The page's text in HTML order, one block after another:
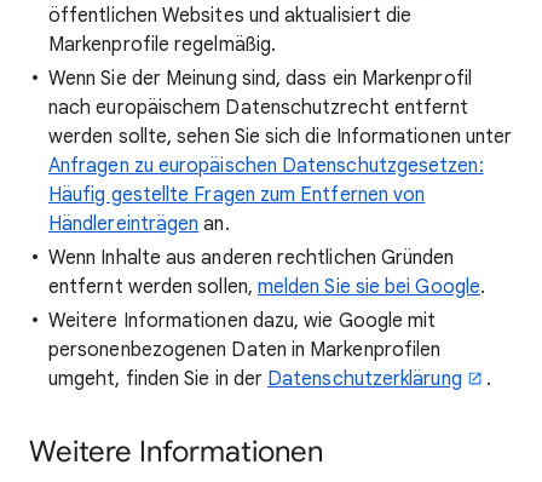
öffentlichen Websites und aktualisiert die
Markenprofile regelmäßig.
Wenn Sie der Meinung sind, dass ein Markenprofil
nach europäischem Datenschutzrecht entfernt
werden sollte, sehen Sie sich die Informationen unter
Anfragen zu europäischen Datenschutzgesetzen:
Häufig gestellte Fragen zum Entfernen von
Händlereinträgen an.
Wenn Inhalte aus anderen rechtlichen Gründen
entfernt werden sollen, melden Sie sie bei Google.
Weitere Informationen dazu, wie Google mit
personenbezogenen Daten in Markenprofilen
umgeht, finden Sie in der Datenschutzerklärung .
Weitere Informationen